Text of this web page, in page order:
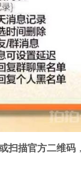
扫描官方二维码